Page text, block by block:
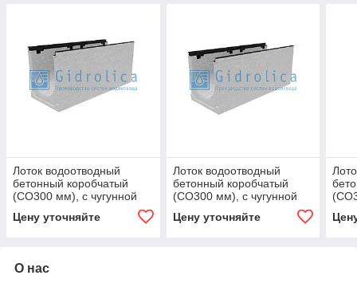
Лоток водоотводный
бетонный коробчатый
(СО300 мм), с чугунной
0,5%КUу 100.39,9
Цену уточняйте
Лоток водоотводный
бетонный коробчатый
(СО300 мм), с чугунной
насадкой, с уклоном 0,5%
КUу 100.39,9
Цену уточняйте
КUу
О нас